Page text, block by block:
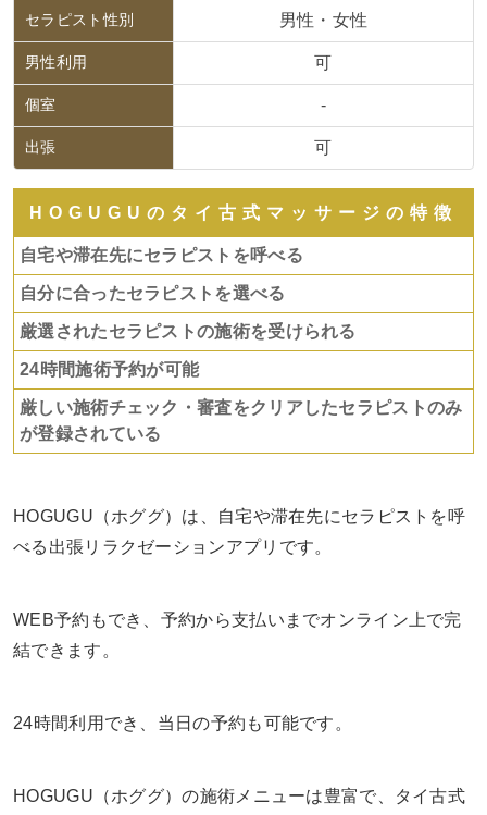
セラピスト性別 男性・女性
男性利用 可
個室 -
出張 可
HOGUGUのタイ古式マッサージの特徴
自宅や滞在先にセラピストを呼べる
自分に合ったセラピストを選べる
厳選されたセラピストの施術を受けられる
24時間施術予約が可能
厳しい施術チェック・審査をクリアしたセラピストのみ
が登録されている
HOGUGU（ホググ）は、自宅や滞在先にセラピストを呼
べる出張リラクゼーションアプリです。
WEB予約もでき、予約から支払いまでオンライン上で完
結できます。
24時間利用でき、当日の予約も可能です。
HOGUGU（ホググ）の施術メニューは豊富で、タイ古式